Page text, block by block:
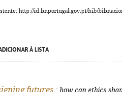
http://id.bnportugal.gov.pt/bib/
À LISTA
futures : how can ethics